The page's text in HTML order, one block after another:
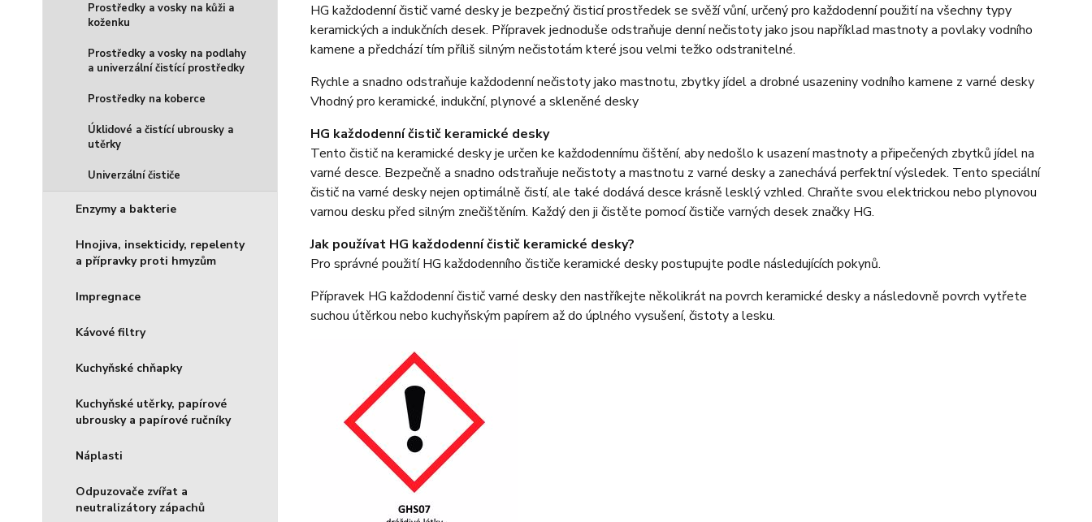
Prostředky a vosky na kůži a
koženku
Prostředky a vosky na podlahy
a univerzální čistící prostředky
Prostředky na koberce
Úklidové a čistící ubrousky a
utěrky
Univerzální čističe
Enzymy a bakterie
Hnojiva, insekticidy, repelenty
a přípravky proti hmyzům
Impregnace
Kávové filtry
Kuchyňské chňapky
Kuchyňské utěrky, papírové
ubrousky a papírové ručníky
Náplasti
Odpuzovače zvířat a
neutralizátory zápachů
HG každodenní čistič varné desky je bezpečný čisticí prostředek se svěží vůní, určený pro každodenní použití na všechny typy
keramických a indukčních desek. Přípravek jednoduše odstraňuje denní nečistoty jako jsou například mastnoty a povlaky vodního
kamene a předchází tím příliš silným nečistotám které jsou velmi težko odstranitelné.
Rychle a snadno odstraňuje každodenní nečistoty jako mastnotu, zbytky jídel a drobné usazeniny vodního kamene z varné desky
Vhodný pro keramické, indukční, plynové a skleněné desky
HG každodenní čistič keramické desky
Tento čistič na keramické desky je určen ke každodennímu čištění, aby nedošlo k usazení mastnoty a připečených zbytků jídel na
varné desce. Bezpečně a snadno odstraňuje nečistoty a mastnotu z varné desky a zanechává perfektní výsledek. Tento speciální
čistič na varné desky nejen optimálně čistí, ale také dodává desce krásně lesklý vzhled. Chraňte svou elektrickou nebo plynovou
varnou desku před silným znečištěním. Každý den ji čistěte pomocí čističe varných desek značky HG.
Jak používat HG každodenní čistič keramické desky?
Pro správné použití HG každodenního čističe keramické desky postupujte podle následujících pokynů.
Přípravek HG každodenní čistič varné desky den nastříkejte několikrát na povrch keramické desky a následovně povrch vytřete
suchou útěrkou nebo kuchyňským papírem až do úplného vysušení, čistoty a lesku.